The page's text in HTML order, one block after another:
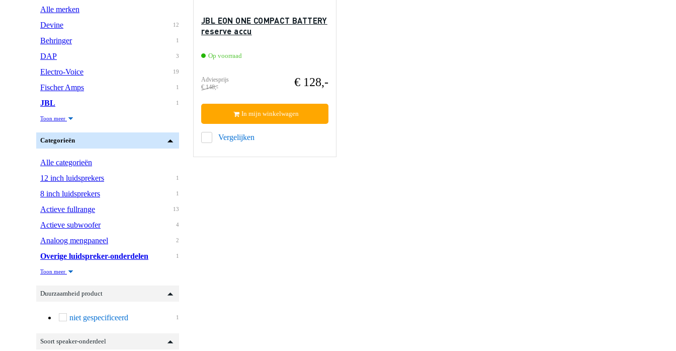
Alle merken
12
Devine
1
Behringer
3
DAP
19
Electro-Voice
1
Fischer Amps
1
JBL
Toon meer
Categorieën
Alle categorieën
1
12 inch luidsprekers
1
8 inch luidsprekers
13
Actieve fullrange
4
Actieve subwoofer
2
Analoog mengpaneel
1
Overige luidspreker-onderdelen
Toon meer
Duurzaamheid product
1
niet gespecificeerd
Soort speaker-onderdeel
JBL EON ONE COMPACT BATTERY
reserve accu
Op voorraad
Adviesprijs
€ 148,-
€ 128,-
Vergelijken
In mijn winkelwagen